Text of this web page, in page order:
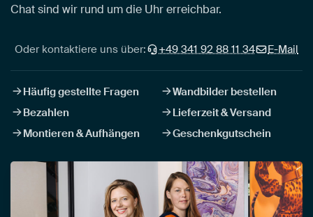
Chat sind wir rund um die Uhr erreichbar.
Oder kontaktiere uns über: +49 341 92 88 11 34 E-Mail
Häufig gestellte Fragen
Wandbilder bestellen
Bezahlen
Lieferzeit & Versand
Montieren & Aufhängen
Geschenkgutschein